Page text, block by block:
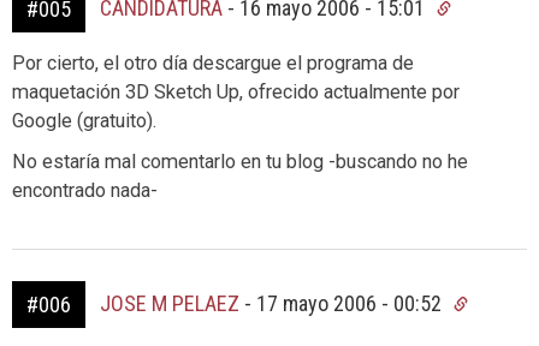
#005 CANDIDATURA - 16 mayo 2006 - 15:01
Por cierto, el otro día descargue el programa de
maquetación 3D Sketch Up, ofrecido actualmente por
Google (gratuito).
No estaría mal comentarlo en tu blog -buscando no he
encontrado nada-
#006 JOSE M PELAEZ - 17 mayo 2006 - 00:52